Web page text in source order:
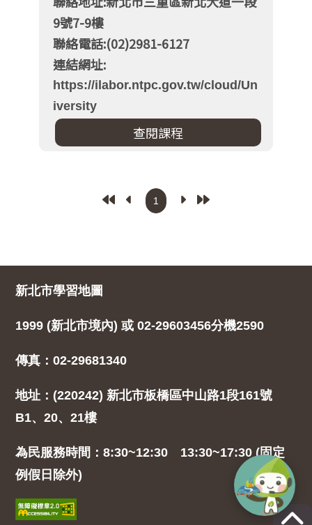
9號7-9樓
聯絡電話:(02)2981-6127
連結網址:
https://ilabor.ntpc.gov.tw/cloud/Un
iversity
新北市學習地圖
1999 (新北市境內) 或 02-29603456分機2590
傳真：02-29681340
地址：(220242) 新北市板橋區中山路1段161號
B1、20、21樓
為民服務時間：8:30~12:30 13:30~17:30 (固定
例假日除外)